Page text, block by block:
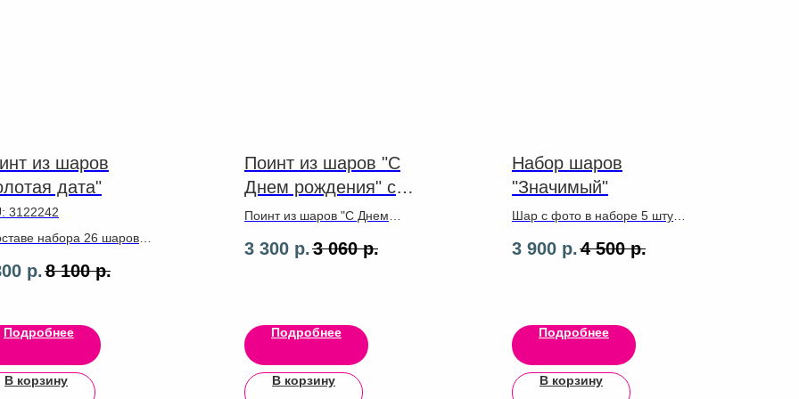
из шаров
дата"
3122242
набора 26 шаров
р.8 100 р.
Подробнее
В корзину
Поинт из шаров "С
Днем рождения" с
короной
Поинт из шаров "С Днем
3 300 р.3 060 р.
Подробнее
В корзину
Набор шаров
"Значимый"
Шар с фото в наборе 5 штук,
3 900 р.4 500 р.
Подробнее
В корзину